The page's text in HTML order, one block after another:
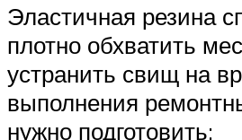
Эластичная резина
плотно обхватить
устранить свищ на
выполнения
нужно подготовить: